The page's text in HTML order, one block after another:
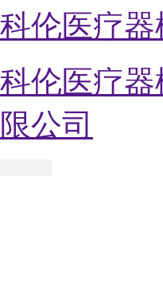
伦医疗
伦医疗
公司